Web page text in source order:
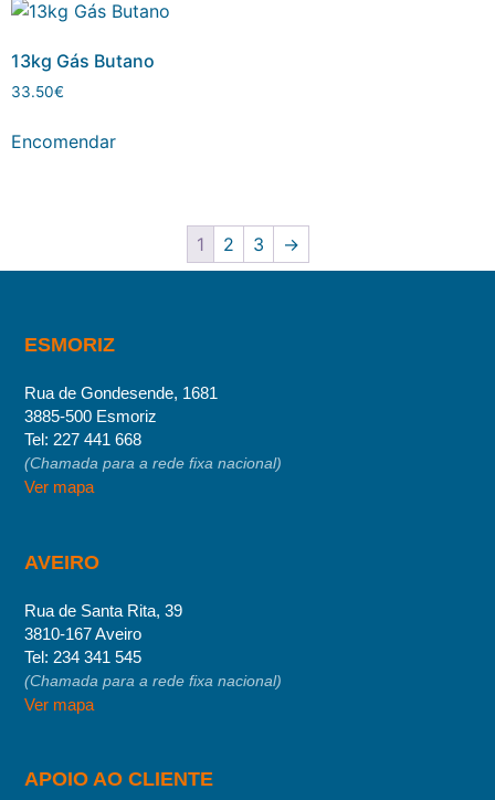
13kg Gás Butano
33.50€
Encomendar
1 2 3 →
ESMORIZ
Rua de Gondesende, 1681
3885-500 Esmoriz
Tel: 227 441 668
(Chamada para a rede fixa nacional)
Ver mapa
AVEIRO
Rua de Santa Rita, 39
3810-167 Aveiro
Tel: 234 341 545
(Chamada para a rede fixa nacional)
Ver mapa
APOIO AO CLIENTE